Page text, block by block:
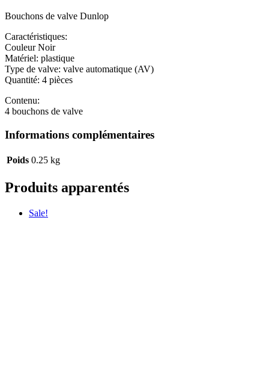
Bouchons de valve Dunlop
Caractéristiques:
Couleur Noir
Matériel: plastique
Type de valve: valve automatique (AV)
Quantité: 4 pièces
Contenu:
4 bouchons de valve
Informations complémentaires
Poids 0.25 kg
Produits apparentés
Sale!